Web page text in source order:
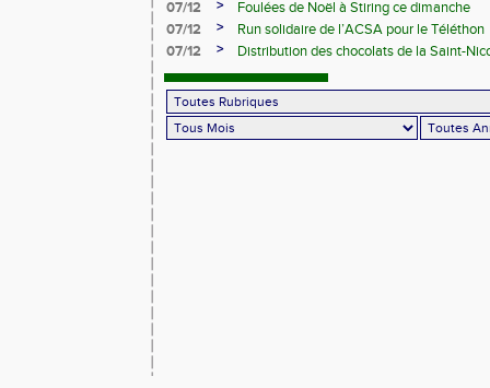
07/12
>
Foulées de Noël à Stiring ce dimanche
07/12
>
Run solidaire de l’ACSA pour le Téléthon
07/12
> Distribution des chocolats de la Saint-